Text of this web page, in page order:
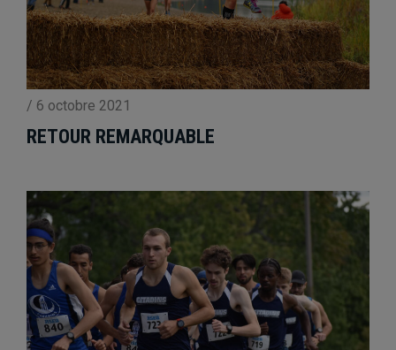
/ 6 octobre 2021
RETOUR REMARQUABLE